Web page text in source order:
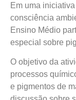
Em uma
consciência
Ensino Médio
especial sobre
O objetivo da
processos
e pigmentos de